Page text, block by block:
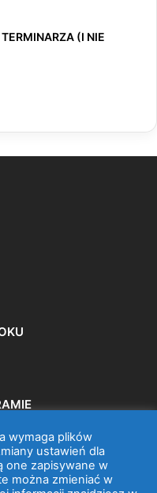
(I NIE
wymaga plików
ustawień dla
one zapisywane w
można zmieniać w